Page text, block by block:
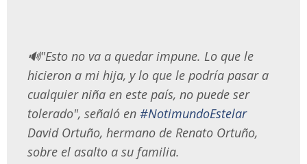
🔊"Esto no va a quedar impune. Lo que le
hicieron a mi hija, y lo que le podría pasar a
cualquier niña en este país, no puede ser
tolerado", señaló en #NotimundoEstelar
David Ortuño, hermano de Renato Ortuño,
sobre el asalto a su familia.